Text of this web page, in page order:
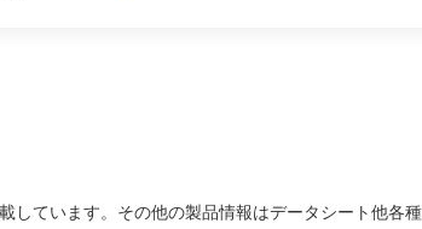
しています。その他の製品情報はデータシート他各